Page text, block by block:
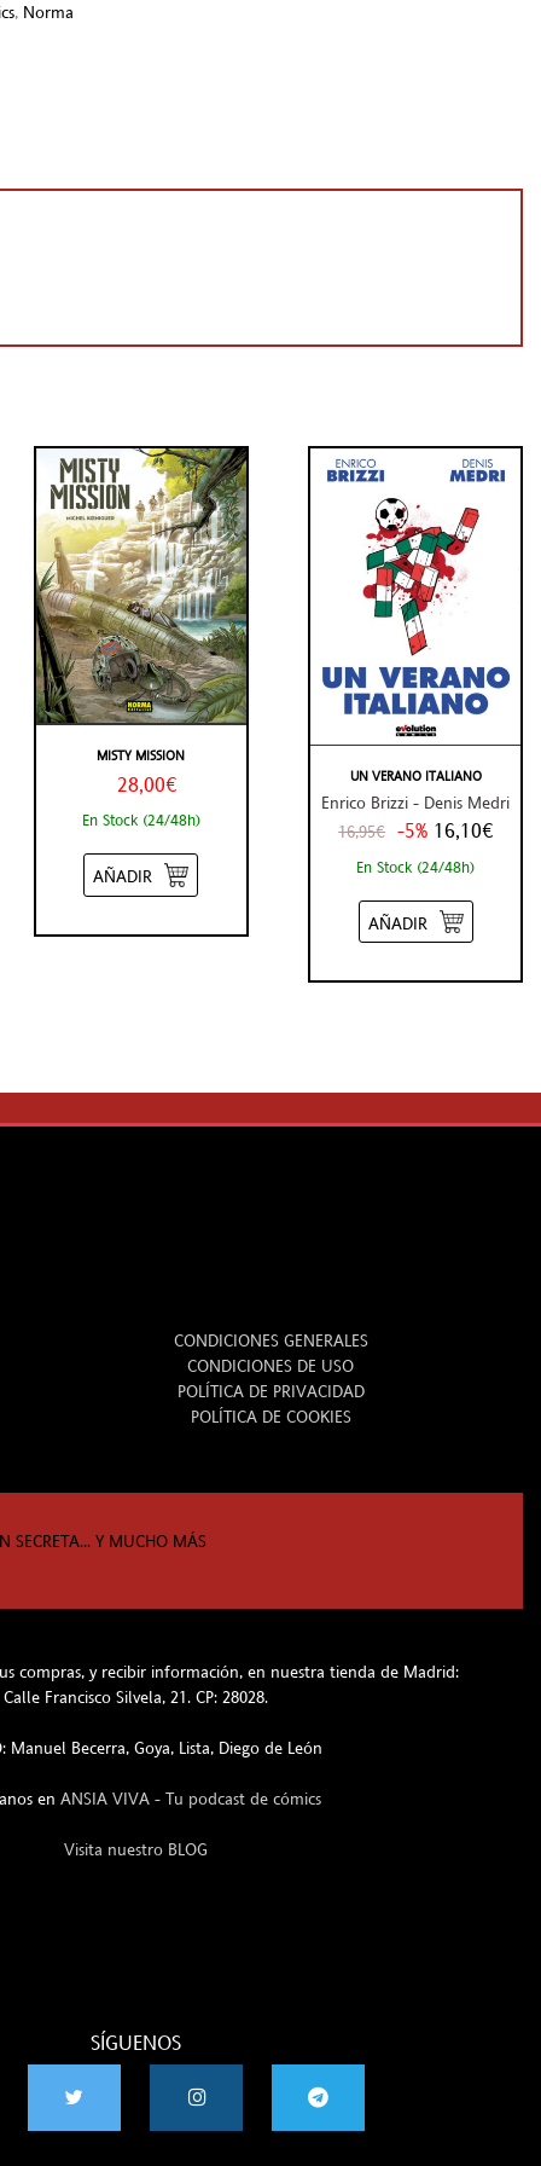
, Norma
MISTY MISSION
28,00€
En Stock (24/48h)
AÑADIR
UN VERANO ITALIANO
Enrico Brizzi - Denis Medri
16,95€ -5% 16,10€
En Stock (24/48h)
AÑADIR
CONDICIONES GENERALES
CONDICIONES DE USO
POLÍTICA DE PRIVACIDAD
POLÍTICA DE COOKIES
SECRETA... Y MUCHO MÁS
compras, y recibir información, en nuestra tienda de Madrid:
Calle Francisco Silvela, 21. CP: 28028.
Manuel Becerra, Goya, Lista, Diego de León
en ANSIA VIVA - Tu podcast de cómics
Visita nuestro BLOG
SÍGUENOS